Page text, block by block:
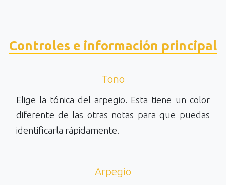
Controles e información principal
Tono
Elige la tónica del arpegio. Esta tiene un color
diferente de las otras notas para que puedas
identificarla rápidamente.
Arpegio